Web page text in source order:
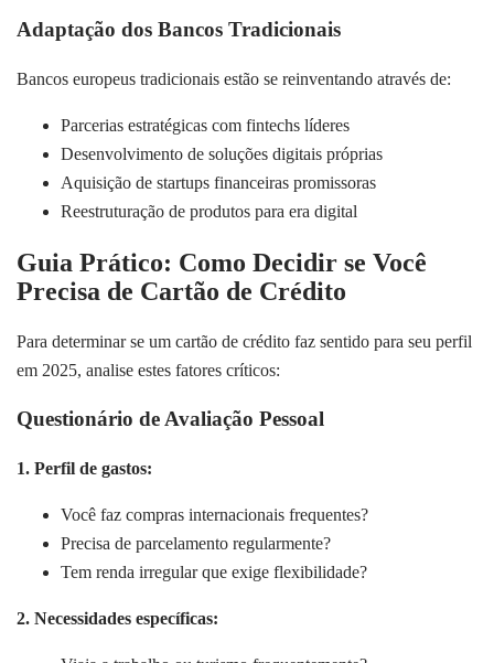
Adaptação dos Bancos Tradicionais
Bancos europeus tradicionais estão se reinventando através de:
Parcerias estratégicas com fintechs líderes
Desenvolvimento de soluções digitais próprias
Aquisição de startups financeiras promissoras
Reestruturação de produtos para era digital
Guia Prático: Como Decidir se Você
Precisa de Cartão de Crédito
Para determinar se um cartão de crédito faz sentido para seu perfil
em 2025, analise estes fatores críticos:
Questionário de Avaliação Pessoal
1. Perfil de gastos:
Você faz compras internacionais frequentes?
Precisa de parcelamento regularmente?
Tem renda irregular que exige flexibilidade?
2. Necessidades específicas: